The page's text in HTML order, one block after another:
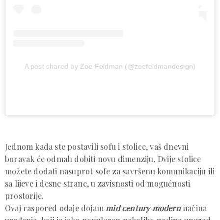
A post shared by Zoe Feldman (@zoefeldmandesign)
Jednom kada ste postavili sofu i stolice, vaš dnevni
boravak će odmah dobiti novu dimenziju. Dvije stolice
možete dodati nasuprot sofe za savršenu komunikaciju ili
sa lijeve i desne strane, u zavisnosti od mogućnosti
prostorije.
Ovaj raspored odaje dojam mid century modernnačina